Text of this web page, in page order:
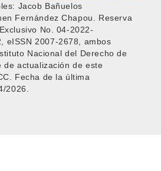
Jacob Bañuelos
Fernández Chapou. Reserva
No. 04-2022-
eISSN 2007-2678, ambos
Nacional del Derecho de
de actualización de este
Fecha de la última
2026.